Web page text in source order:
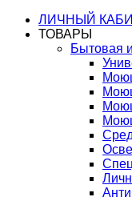
ЛИЧНЫЙ
ТОВАРЫ
Бытовая